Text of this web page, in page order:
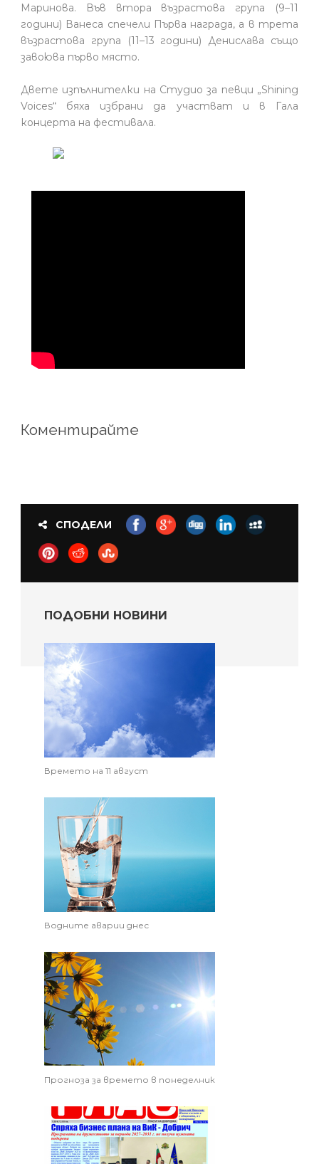
Маринова. Във втора възрастова група (9–11
години) Ванеса спечели Първа награда, а в трета
възрастова група (11–13 години) Денислава също
завоюва първо място.
Двете изпълнителки на Студио за певци „Shining
Voices“ бяха избрани да участват и в Гала
концерта на фестивала.
Коментирайте
СПОДЕЛИ
ПОДОБНИ НОВИНИ
Времето на 11 август
Водните аварии днес
Прогноза за времето в понеделник